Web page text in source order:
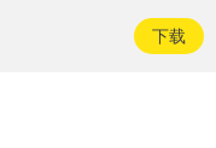
下载